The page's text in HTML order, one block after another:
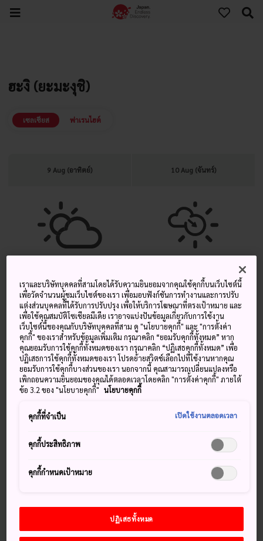
ฮะงิ (ยะมะงุชิ)
เซลเซียส ฟาเรนไฮต์
9 Aug (อาทิตย์) 10 Aug (จันทร์)
อุณหภูมิ
สูงสุด
อุณหภูมิ
ต่ำสุด
หยาดน้ำฟ้า
อุณหภูมิ
สูงสุด
อุณหภูมิ
ต่ำสุด
หยาดน้ำฟ้า
33° 24° 40% 31° 23° 20%
อุณหภูมิ
สูงสุด
อุณหภูมิ
ต่ำสุด
หยาดน้ำฟ้า
10 Aug (จันทร์) 20%
11 Aug (อังคาร) 40%
13 Aug (พฤหัสบดี) 33° 23° 40%
เราและบริษัทบุคคลที่สามโดยได้รับความยินยอมจากคุณใช้คุกกี้บนเว็บไซต์นี้
เพื่อวัดจำนวนผู้ชมเว็บไซต์ของเรา เพื่อมอบฟังก์ชันการทำงานและการปรับ
แต่งส่วนบุคคลที่ได้รับการปรับปรุง เพื่อให้บริการโฆษณาที่ตรงเป้าหมาย และ
เพื่อใช้คุณสมบัติโซเชียลมีเดีย เราอาจแบ่งปันข้อมูลเกี่ยวกับการใช้งาน
เว็บไซต์นี้ของคุณกับบริษัทบุคคลที่สาม ดู "นโยบายคุกกี้" และ "การตั้งค่า
คุกกี้" ของเราสำหรับข้อมูลเพิ่มเติม กรุณาคลิก “ยอมรับคุกกี้ทั้งหมด” หาก
คุณยอมรับการใช้คุกกี้ทั้งหมดของเรา กรุณาคลิก “ปฏิเสธคุกกี้ทั้งหมด” เพื่อ
ปฏิเสธการใช้คุกกี้ทั้งหมดของเรา โปรดย้ายสวิตช์เลือกไปที่ใช้งานหากคุณ
ยอมรับการใช้คุกกี้บางส่วนของเรา นอกจากนี้ คุณสามารถเปลี่ยนแปลงหรือ
เพิกถอนความยินยอมของคุณได้ตลอดเวลาโดยคลิก "การตั้งค่าคุกกี้" ภายใต้
ข้อ 3.2 ของ "นโยบายคุกกี้" นโยบายคุกกี้
คุกกี้ที่จำเป็น เปิดใช้งานตลอดเวลา
คุกกี้ประสิทธิภาพ
คุกกี้กำหนดเป้าหมาย
ปฏิเสธทั้งหมด